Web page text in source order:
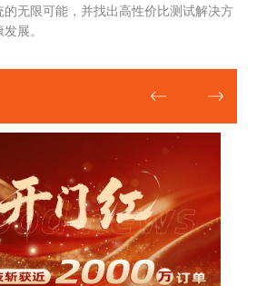
的无限可能，并找出高性价比测试解决方
展。